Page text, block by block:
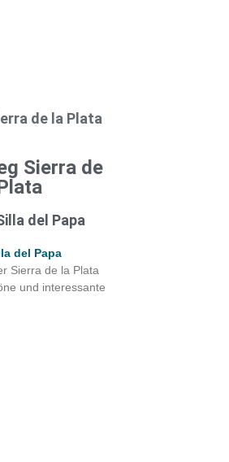
de la Plata
Sierra de
del Papa
del Papa
Sierra de la Plata
und interessante